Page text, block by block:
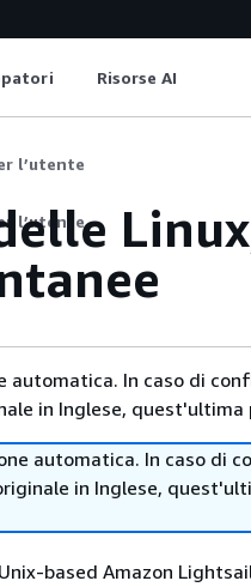
Risorse AI
l’utente
l’utente
automatica. In caso di
in Inglese, quest'ultima
automatica. In caso di
in Inglese,
based Amazon